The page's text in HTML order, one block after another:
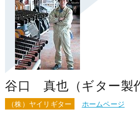
谷口 真也（ギター製
（株）ヤイリギター ホームページ